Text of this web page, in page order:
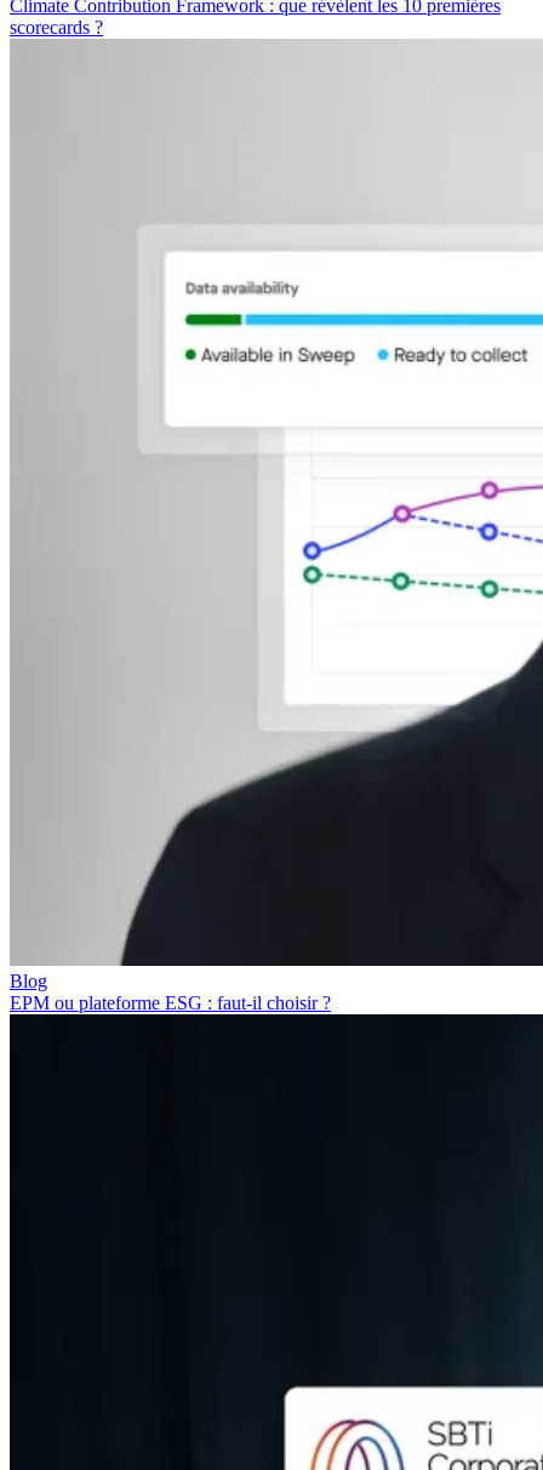
Climate Contribution Framework : que révèlent les 10 premières
scorecards ?
Blog
EPM ou plateforme ESG : faut-il choisir ?